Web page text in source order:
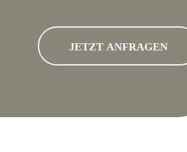
JETZT ANFRAGEN